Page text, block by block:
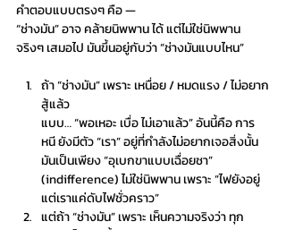
คำตอบแบบตรงๆ คือ —
“ช่างมัน” อาจ คล้ายนิพพาน ได้ แต่ไม่ใช่นิพพาน
จริงๆ เสมอไป มันขึ้นอยู่กับว่า “ช่างมันแบบไหน”
ถ้า “ช่างมัน” เพราะ เหนื่อย / หมดแรง / ไม่อยาก
สู้แล้ว
แบบ… “พอเหอะ เบื่อ ไม่เอาแล้ว” อันนี้คือ การ
หนี ยังมีตัว “เรา” อยู่ที่กำลังไม่อยากเจอสิ่งนั้น
มันเป็นเพียง “อุเบกขาแบบเฉื่อยชา”
(indifference) ไม่ใช่นิพพาน เพราะ “ไฟยังอยู่
แต่เราแค่ดับไฟชั่วคราว”
แต่ถ้า “ช่างมัน” เพราะ เห็นความจริงว่า ทุก